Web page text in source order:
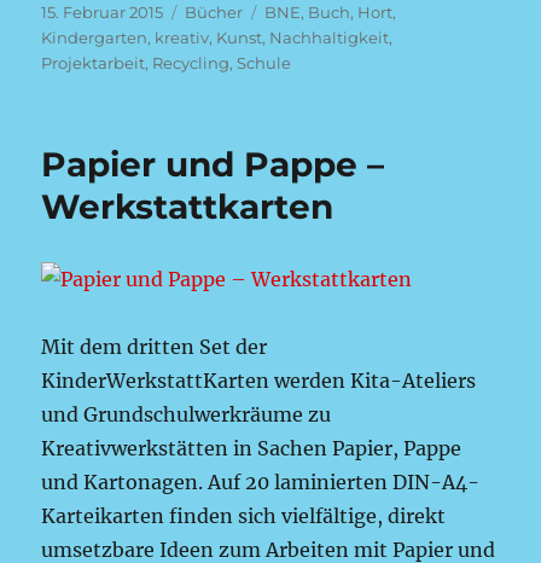
Veröffentlicht
am
15. Februar 2015 Kategorien
Bücher Schlagwörter
BNE, Buch, Hort,
Kindergarten, kreativ, Kunst, Nachhaltigkeit,
Projektarbeit, Recycling,Schule
Papier und Pappe –
Werkstattkarten
Mit dem dritten Set der
KinderWerkstattKarten werden Kita-Ateliers
und Grundschulwerkräume zu
Kreativwerkstätten in Sachen Papier, Pappe
und Kartonagen. Auf 20 laminierten DIN-A4-
Karteikarten finden sich vielfältige, direkt
umsetzbare Ideen zum Arbeiten mit Papier und